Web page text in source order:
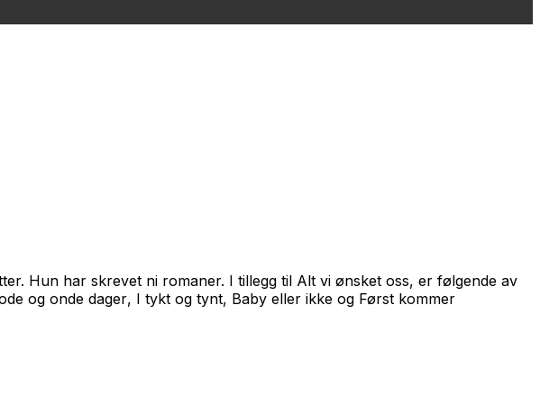
Hun har skrevet ni romaner. I tillegg til Alt vi ønsket oss, er følgende av
og onde dager, I tykt og tynt, Baby eller ikke og Først kommer